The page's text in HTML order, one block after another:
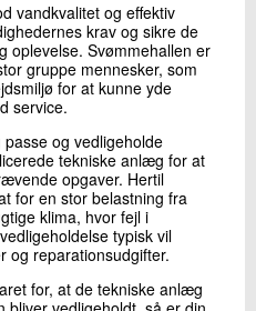
vandkvalitet og effektiv
krav og sikre de
oplevelse. Svømmehallen er
gruppe mennesker, som
for at kunne yde
service.
og vedligeholde
tekniske anlæg for at
opgaver. Hertil
for en stor belastning fra
klima, hvor fejl i
typisk vil
og reparationsudgifter.
for, at de tekniske anlæg